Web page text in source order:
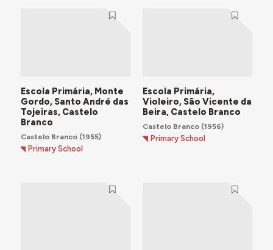
Escola Primária, Monte
Gordo, Santo André das
Tojeiras, Castelo
Branco
Castelo Branco(1955)
Primary School
Escola Primária,
Violeiro, São Vicente da
Beira, Castelo Branco
Castelo Branco(1956)
Primary School